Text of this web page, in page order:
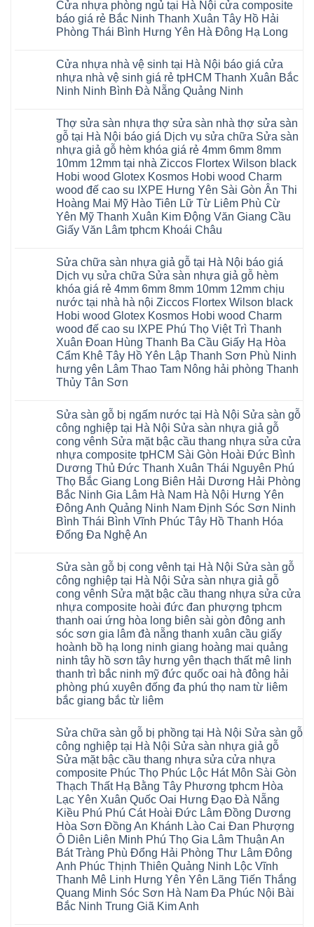
Đức
Hoài
Đức
Ninh
Phòng
Tứ
Kỳ
Đan
Phượng
Quảng
Ninh
Thanh
Miện
Nghệ
An
Thanh
Hà
Bình
Thái
Bình
Thanh
Phụ
Phú
Thọ
Lào
Tuyên
Quang
Yên
Nghệ
An
Quảng
Thọ
Bắc
Ninh
Tuyên
Từ
Liêm
Đan
Phượng
Bình
Hải
Phòng
tại
Việt
Nam
6mm
đế
cao
su
giả
vân
gỗ
tạo
sang
trọng
bình
luận
ở
Sàn
4mm
giá
bao
nhiêu
Sàn
Glotex
có
tốt
không
sàn
nhựa
glotex
nước
nào
Hà
Nội
tpHCM
Đà
Nẵng
Gia
Phú
Thọ
Phòng
Sóc
Sơn
Ninh
Bình
Hưng
Yên
Cửa nhựa phòng ngủ tại Hà Nội cửa composite
báo giá rẻ Bắc Ninh Thanh Xuân Tây Hồ Hải
Phòng Thái Bình Hưng Yên Hà Đông Hạ Long
bình
luận
ở
Cửa
ngủ
tại
Hà
Nội
cửa
composite
báo
giá
rẻ
Bắc
Ninh
Thanh
Xuân
Hải
Phòng
Thái
Bình
Hưng
Yên
Hà
Đông
Hạ
Long
Cửa nhựa nhà vệ sinh tại Hà Nội báo giá cửa
nhựa nhà vệ sinh giá rẻ tpHCM Thanh Xuân Bắc
Ninh Ninh Bình Đà Nẵng Quảng Ninh
bình
luận
ở
Cửa
nhựa
nhà
vệ
sinh
tại
Hà
Nội
giá
nhà
sinh
giá
tpHCM
Thanh
Bắc
Ninh
Ninh
Bình
Đà
Nẵng
Quảng
Thợ sửa sàn nhựa thợ sửa sàn nhà thợ sửa sàn
gỗ tại Hà Nội báo giá Dịch vụ sửa chữa Sửa sàn
nhựa giả gỗ hèm khóa giá rẻ 4mm 6mm 8mm
10mm 12mm tại nhà Ziccos Flortex Wilson black
Hobi wood Glotex Kosmos Hobi wood Charm
wood đế cao su IXPE Hưng Yên Sài Gòn Ân Thi
Hoàng Mai Mỹ Hào Tiên Lữ Từ Liêm Phù Cừ
Yên Mỹ Thanh Xuân Kim Động Văn Giang Cầu
Giấy Văn Lâm tphcm Khoái Châu
bình
luận
ở
Thợ
sửa
sàn
nhựa
thợ
sửa
sàn
nhà
sửa
sàn
Nội
báo
Dịch
vụ
sửa
chữa
Sửa
sàn
nhựa
giả
gỗ
hèm
khóa
4mm
6mm
8mm
10mm
12mm
tại
nhà
Ziccos
Flortex
Wilson
black
Hobi
wood
Glotex
Kosmos
Hobi
wood
đế
cao
su
IXPE
Hưng
Yên
Sài
Gòn
Ân
Thi
Hoàng
Mai
Hào
Tiên
Lữ
Từ
Liêm
Phù
Cừ
Sửa chữa sàn nhựa giả gỗ tại Hà Nội báo giá
Dịch vụ sửa chữa Sửa sàn nhựa giả gỗ hèm
khóa giá rẻ 4mm 6mm 8mm 10mm 12mm chịu
nước tại nhà hà nội Ziccos Flortex Wilson black
Hobi wood Glotex Kosmos Hobi wood Charm
wood đế cao su IXPE Phú Thọ Việt Trì Thanh
Xuân Đoan Hùng Thanh Ba Cầu Giấy Hạ Hòa
Cẩm Khê Tây Hồ Yên Lập Thanh Sơn Phù Ninh
hưng yên Lâm Thao Tam Nông hải phòng Thanh
Thủy Tân Sơn
bình
luận
ở
Sửa
chữa
sàn
nhựa
giả
gỗ
tại
Hà
Nội
báo
giá
sửa
chữa
Sửa
nhựa
giả
gỗ
hèm
khóa
giá
rẻ
4mm
6mm
8mm
10mm
12mm
chịu
nhà
hà
nội
Ziccos
Flortex
black
Hobi
wood
Glotex
Kosmos
Hobi
wood
Charm
wood
đế
cao
su
IXPE
Phú
Sửa sàn gỗ bị ngấm nước tại Hà Nội Sửa sàn gỗ
công nghiệp tại Hà Nội Sửa sàn nhựa giả gỗ
cong vênh Sửa mặt bậc cầu thang nhựa sửa cửa
nhựa composite tpHCM Sài Gòn Hoài Đức Bình
Dương Thủ Đức Thanh Xuân Thái Nguyên Phú
Thọ Bắc Giang Long Biên Hải Dương Hải Phòng
Bắc Ninh Gia Lâm Hà Nam Hà Nội Hưng Yên
Đông Anh Quảng Ninh Nam Định Sóc Sơn Ninh
Bình Thái Bình Vĩnh Phúc Tây Hồ Thanh Hóa
Đống Đa Nghệ An
bình
luận
ở
Sửa
sàn
gỗ
bị
ngấm
nước
tại
Hà
Sửa
sàn
gỗ
công
Hà
Nội
Sửa
sàn
giả
cong
vênh
Sửa
mặt
bậc
cầu
thang
nhựa
sửa
cửa
composite
tpHCM
Sửa sàn gỗ bị cong vênh tại Hà Nội Sửa sàn gỗ
công nghiệp tại Hà Nội Sửa sàn nhựa giả gỗ
cong vênh Sửa mặt bậc cầu thang nhựa sửa cửa
nhựa composite hoài đức đan phượng tphcm
thanh oai ứng hòa long biên sài gòn đông anh
sóc sơn gia lâm đà nẵng thanh xuân cầu giấy
hoành bồ hạ long ninh giang hoàng mai quảng
ninh tây hồ sơn tây hưng yên thạch thất mê linh
thanh trì bắc ninh mỹ đức quốc oai hà đông hải
phòng phú xuyên đống đa phú thọ nam từ liêm
bắc giang bắc từ liêm
bình
luận
ở
Sửa
sàn
gỗ
cong
vênh
tại
Hà
Nội
Sửa
sàn
gỗ
công
nghiệp
tại
Hà
Nội
Sửa chữa sàn gỗ bị phồng tại Hà Nội Sửa sàn gỗ
công nghiệp tại Hà Nội Sửa sàn nhựa giả gỗ
Sửa mặt bậc cầu thang nhựa sửa cửa nhựa
composite Phúc Thọ Phúc Lộc Hát Môn Sài Gòn
Thạch Thất Hạ Bằng Tây Phương tphcm Hòa
Lạc Yên Xuân Quốc Oai Hưng Đạo Đà Nẵng
Kiều Phú Phú Cát Hoài Đức Lâm Đồng Dương
Hòa Sơn Đồng An Khánh Lào Cai Đan Phượng
Ô Diên Liên Minh Phú Thọ Gia Lâm Thuận An
Bát Tràng Phù Đổng Hải Phòng Thư Lâm Đông
Anh Phúc Thịnh Thiên Quảng Ninh Lộc Vĩnh
Thanh Mê Linh Hưng Yên Yên Lãng Tiến Thắng
Quang Minh Sóc Sơn Hà Nam Đa Phúc Nội Bài
Bắc Ninh Trung Giã Kim Anh